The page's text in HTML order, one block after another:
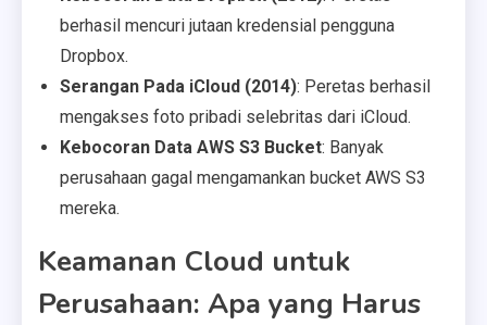
berhasil mencuri jutaan kredensial pengguna
Dropbox.
Serangan Pada iCloud (2014): Peretas berhasil
mengakses foto pribadi selebritas dari iCloud.
Kebocoran Data AWS S3 Bucket: Banyak
perusahaan gagal mengamankan bucket AWS S3
mereka.
Keamanan Cloud untuk
Perusahaan: Apa yang Harus